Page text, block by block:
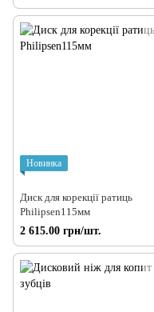
Новинка
Диск для корекції ратиць
Philipsen115мм
2 615.00 грн/шт.